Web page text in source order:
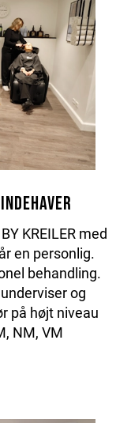
KREILER med
en personlig.
behandling.
og
på højt niveau
NM, VM